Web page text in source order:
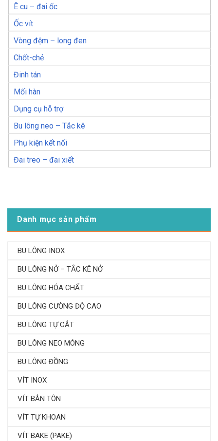
Ê cu – đai ốc
Ốc vít
Vòng đệm – long đen
Chốt-chẻ
Đinh tán
Mối hàn
Dụng cụ hỗ trợ
Bu lông neo – Tắc kê
Phụ kiện kết nối
Đai treo – đai xiết
Danh mục sản phẩm
BU LÔNG INOX
BU LÔNG NỞ – TẮC KÊ NỞ
BU LÔNG HÓA CHẤT
BU LÔNG CƯỜNG ĐỘ CAO
BU LÔNG TỰ CẮT
BU LÔNG NEO MÓNG
BU LÔNG ĐỒNG
VÍT INOX
VÍT BẮN TÔN
VÍT TỰ KHOAN
VÍT BAKE (PAKE)